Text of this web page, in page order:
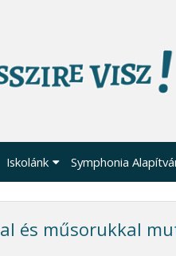
Iskolánk Symphonia
és műsorukkal